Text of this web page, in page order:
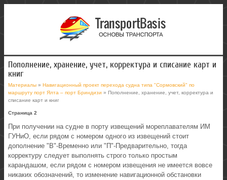
Пополнение, хранение, учет, корректура и списание карт и
книг
Материалы » Навигационный проект перехода судна типа "Сормовский" по
маршруту порт Ялта – порт Бриндизи » Пополнение, хранение, учет, корректура и
списание карт и книг
Страница 2
При получении на судне в порту извещений мореплавателям ИМ
ГУНиО, если рядом с номером одного из извещений стоит
дополнение "В"-Временно или "П"-Предварительно, тогда
корректуру следует выполнять строго только простым
карандашом, если рядом с номером извещения не имеется вовсе
никаких обозначений, то изменение навигационной обстановки